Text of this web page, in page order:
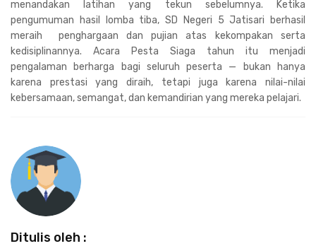
menandakan latihan yang tekun sebelumnya. Ketika
pengumuman hasil lomba tiba, SD Negeri 5 Jatisari berhasil
meraih penghargaan dan pujian atas kekompakan serta
kedisiplinannya. Acara Pesta Siaga tahun itu menjadi
pengalaman berharga bagi seluruh peserta — bukan hanya
karena prestasi yang diraih, tetapi juga karena nilai-nilai
kebersamaan, semangat, dan kemandirian yang mereka pelajari.
Ditulis oleh :